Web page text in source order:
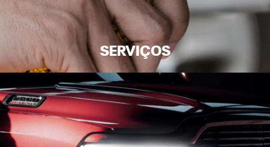
SERVIÇOS